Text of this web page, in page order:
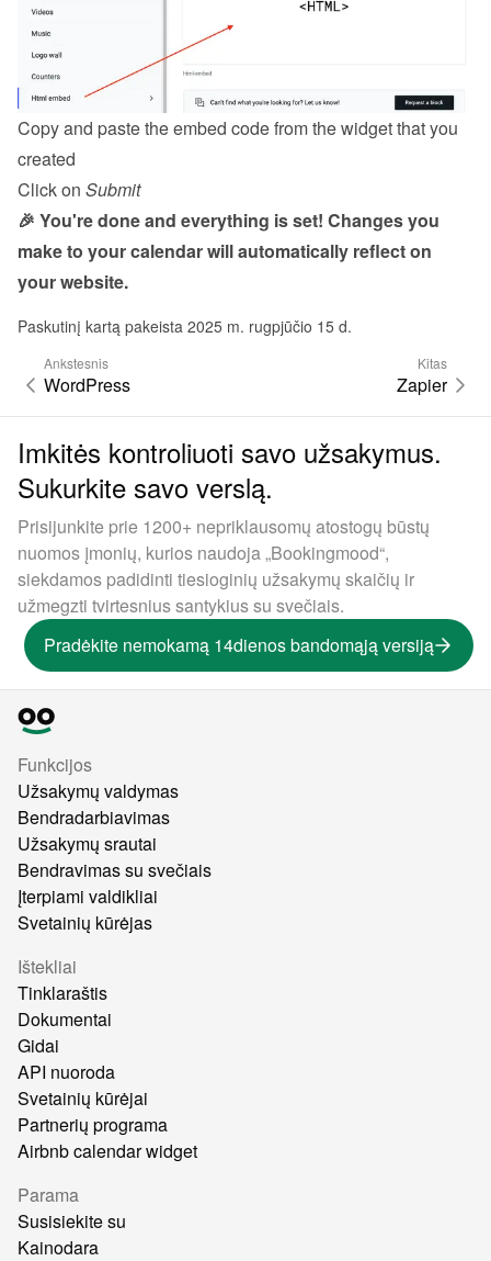
Copy and paste the embed code from the widget that you
created
Click on Submit
🎉 You're done and everything is set! Changes you
make to your calendar will automatically reflect on
your website.
Paskutinį kartą pakeista 2025 m. rugpjūčio 15 d.
Ankstesnis
WordPress
Kitas
Zapier
Imkitės kontroliuoti savo užsakymus.
Sukurkite savo verslą.
Prisijunkite prie 1200+ nepriklausomų atostogų būstų
nuomos įmonių, kurios naudoja „Bookingmood“,
siekdamos padidinti tiesioginių užsakymų skaičių ir
užmegzti tvirtesnius santykius su svečiais.
Pradėkite nemokamą 14dienos bandomąją versiją
Funkcijos
Užsakymų valdymas
Bendradarbiavimas
Užsakymų srautai
Bendravimas su svečiais
Įterpiami valdikliai
Svetainių kūrėjas
Ištekliai
Tinklaraštis
Dokumentai
Gidai
API nuoroda
Svetainių kūrėjai
Partnerių programa
Airbnb calendar widget
Parama
Susisiekite su
Kainodara